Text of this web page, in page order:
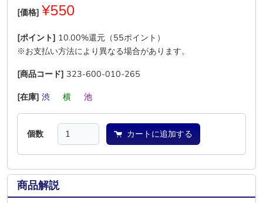
[価格] ¥550
[ポイント] 10.00%還元（55ポイント）
※お支払い方法により異なる場合があります。
[商品コード] 323-600-010-265
[在庫] 渋 横 池
個数 カートに追加する
商品解説